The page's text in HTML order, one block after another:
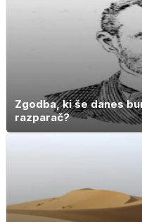
Zgodba, ki še danes
razparač?